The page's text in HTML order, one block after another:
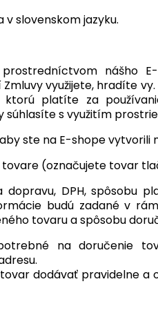
v slovenskom jazyku.
nášho
využijete, hradíte
ktorú platíte za
s využitím
ste na E-shope
(označujete tovar
DPH, spôsobu
budú zadané v
tovaru a spôsobu
na doručenie
dodávať pravidelne a